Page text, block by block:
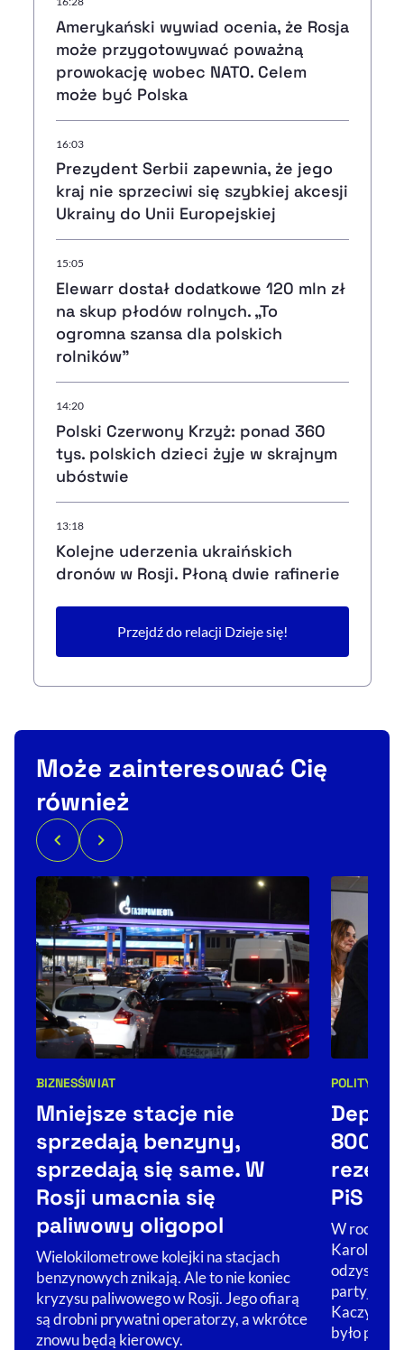
Amerykański wywiad ocenia, że Rosja
może przygotowywać poważną
prowokację wobec NATO. Celem
może być Polska
16:03
Prezydent Serbii zapewnia, że jego
kraj nie sprzeciwi się szybkiej akcesji
Ukrainy do Unii Europejskiej
15:05
Elewarr dostał dodatkowe 120 mln zł
na skup płodów rolnych. „To
ogromna szansa dla polskich
rolników”
14:20
Polski Czerwony Krzyż: ponad 360
tys. polskich dzieci żyje w skrajnym
ubóstwie
13:18
Kolejne uderzenia ukraińskich
dronów w Rosji. Płoną dwie rafinerie
Przejdź do relacji Dzieje się!
Może zainteresować Cię
również
Kategorie artykułu:
BIZNESŚWIAT
Mniejsze stacje nie
sprzedają benzyny,
sprzedają się same. W
Rosji umacnia się
paliwowy oligopol
Wielokilometrowe kolejki na stacjach
benzynowych znikają. Ale to nie koniec
kryzysu paliwowego w Rosji. Jego ofiarą
są drobni prywatni operatorzy, a wkrótce
znowu będą kierowcy.
POLITYKA
800
PiS
W
Karola
odzyskać
partyjnych
było